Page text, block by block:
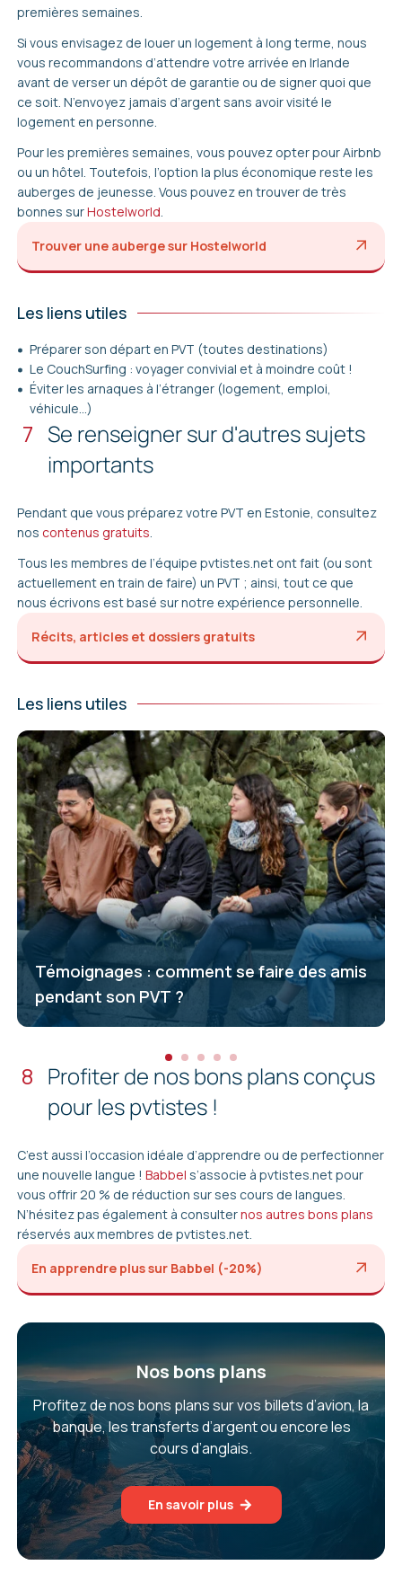
premières semaines.
Si vous envisagez de louer un logement à long terme, nous
vous recommandons d’attendre votre arrivée en Irlande
avant de verser un dépôt de garantie ou de signer quoi que
ce soit. N’envoyez jamais d’argent sans avoir visité le
logement en personne.
Pour les premières semaines, vous pouvez opter pour Airbnb
ou un hôtel. Toutefois, l’option la plus économique reste les
auberges de jeunesse. Vous pouvez en trouver de très
bonnes surHostelworld.
Trouver une auberge sur Hostelworld
Les liens utiles
Préparer son départ en PVT (toutes destinations)
Le CouchSurfing : voyager convivial et à moindre coût !
Éviter les arnaques à l’étranger (logement, emploi,
véhicule…)
7 Se renseigner sur d'autres sujets
importants
Pendant que vous préparez votre PVT en Estonie, consultez
nos contenus gratuits.
Tous les membres de l’équipe pvtistes.net ont fait (ou sont
actuellement en train de faire) un PVT ; ainsi, tout ce que
nous écrivons est basé sur notre expérience personnelle.
Récits, articles et dossiers gratuits
Les liens utiles
Témoignages : comment se faire des amis
pendant son PVT ?
8 Profiter de nos bons plans conçus
pour les pvtistes !
C’est aussi l’occasion idéale d’apprendre ou de perfectionner
une nouvelle langue ! Babbel s’associe à pvtistes.net pour
vous offrir 20 % de réduction sur ses cours de langues.
N’hésitez pas également à consulternos autres bons plans
réservés aux membres de pvtistes.net.
En apprendre plus sur Babbel (-20%)
Nos bons plans
Profitez de nos bons plans sur vos billets d’avion, la
banque, les transferts d’argent ou encore les
cours d’anglais.
En savoir plus